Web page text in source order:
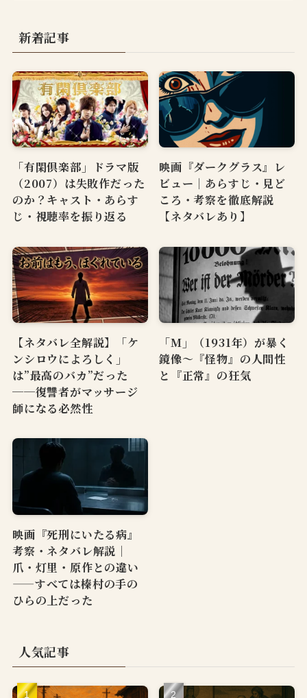
新着記事
「有閑倶楽部」ドラマ版
（2007）は失敗作だった
のか？キャスト・あらす
じ・視聴率を振り返る
映画『ダークグラス』レ
ビュー｜あらすじ・見ど
ころ・考察を徹底解説
【ネタバレあり】
【ネタバレ全解説】「ケ
ンシロウによろしく」
は”最高のバカ”だった
──復讐者がマッサージ
師になる必然性
「M」（1931年）が暴く
鏡像〜『怪物』の人間性
と『正常』の狂気
映画『死刑にいたる病』
考察・ネタバレ解説｜
爪・灯里・原作との違い
——すべては榛村の手の
ひらの上だった
人気記事